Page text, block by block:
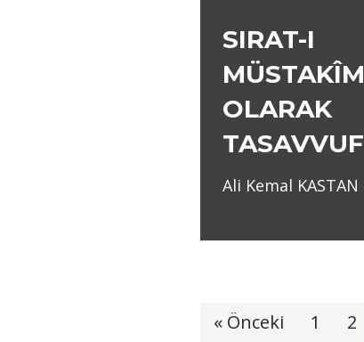
SIRAT-I
MÜSTAKÎM
OLARAK
TASAVVUF
Ali Kemal KASTAN
« Önceki 1 2